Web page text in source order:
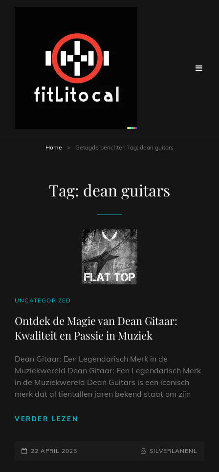
Home > Getagde berichten Tag: dean guitars
Tag: dean guitars
CAT
UNCATEGORIZED
Ontdek de Magie van Dean Gitaar:
Kwaliteit en Passie in Muziek
Dean Gitaar: Een Legendarisch Merk in de
Muziekwereld Dean Gitaar: Een Legendarisch Merk
in de Muziekwereld Dean Guitars is een iconisch
merk dat al tientallen jaren bekend staat om zijn
VERDER LEZEN
GEPLAATST
22 APRIL 2025 NAAMREGEL
BYLINE
SILVERLANENL